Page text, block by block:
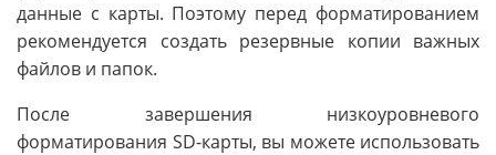
данные с карты. Поэтому перед форматированием
рекомендуется создать резервные копии важных
файлов и папок.
После завершения низкоуровневого
форматирования SD-карты, вы можете использовать